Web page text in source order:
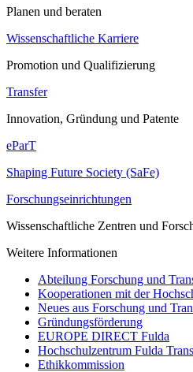
Planen und beraten
Wissenschaftliche Karriere
Promotion und Qualifizierung
Transfer
Innovation, Gründung und Patente
eParT
Shaping Future Society (SaFe)
Forschungseinrichtungen
Wissenschaftliche Zentren und
Weitere Informationen
Abteilung Forschung und
Kooperationen mit der
Neues aus Forschung und
Gründungsförderung
EUROPE DIRECT Fulda
Hochschulzentrum Fulda
Ethikkommission